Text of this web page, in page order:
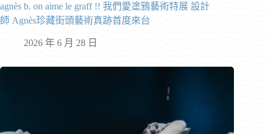
agnès b. on aime le graff !! 我們愛塗鴉藝術特展 設計
師 Agnès珍藏街頭藝術真跡首度來台
2026 年 6 月 28 日